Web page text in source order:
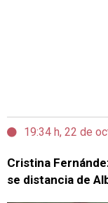
19:34 h, 22 de
Cristina
se distancia de